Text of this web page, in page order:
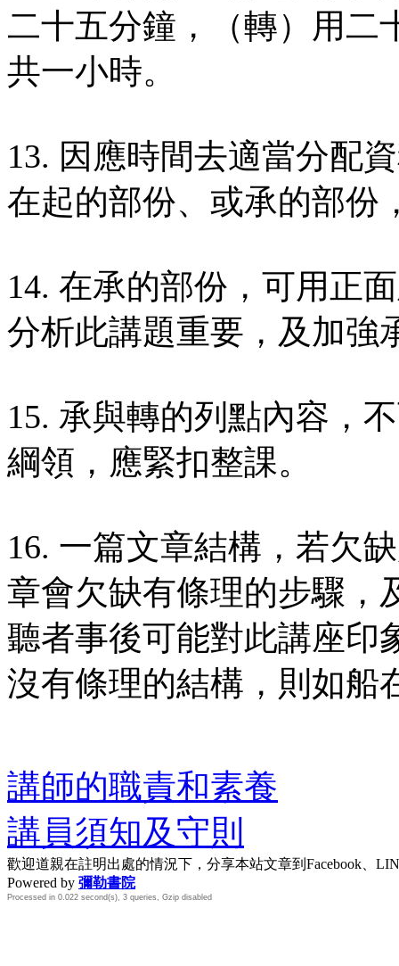
二十五分鐘，（轉）用二
共一小時。
13. 因應時間去適當分配
在起的部份、或承的部份
14. 在承的部份，可用正
分析此講題重要，及加強
15. 承與轉的列點內容，
綱領，應緊扣整課。
16. 一篇文章結構，若欠
章會欠缺有條理的步驟，
聽者事後可能對此講座印
沒有條理的結構，則如船
講師的職責和素養
講員須知及守則
歡迎道親在註明出處的情況下，分享本站文章到Facebook、
Powered by 彌勒書院
Processed in 0.022 second(s), 3 queries, Gzip disabled